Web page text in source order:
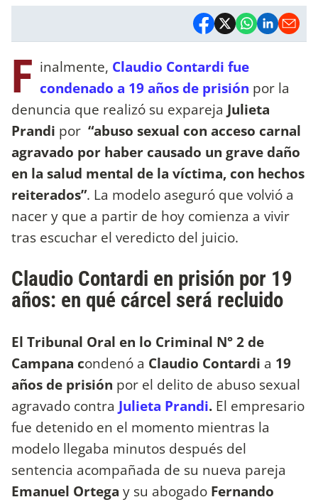
F inalmente, Claudio Contardi fue
condenado a 19 años de prisión por la
denuncia que realizó su expareja Julieta
Prandi por “abuso sexual con acceso carnal
agravado por haber causado un grave daño
en la salud mental de la víctima, con hechos
reiterados”. La modelo aseguró que volvió a
nacer y que a partir de hoy comienza a vivir
tras escuchar el veredicto del juicio.
Claudio Contardi en prisión por 19
años: en qué cárcel será recluido
El Tribunal Oral en lo Criminal N° 2 de
Campana condenó a Claudio Contardi a 19
años de prisión por el delito de abuso sexual
agravado contra Julieta Prandi. El empresario
fue detenido en el momento mientras la
modelo llegaba minutos después del
sentencia acompañada de su nueva pareja
Emanuel Ortega y su abogado Fernando